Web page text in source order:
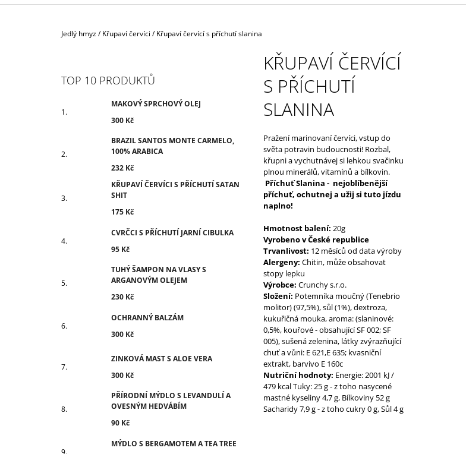
Domů
Jedlý hmyz/ Křupaví červíci / Křupaví červící s příchutí slanina
TOP 10 PRODUKTŮ
MAKOVÝ SPRCHOVÝ OLEJ
300 Kč
BRAZIL SANTOS MONTE CARMELO,
100% ARABICA
232 Kč
KŘUPAVÍ ČERVÍCI S PŘÍCHUTÍ SATAN
SHIT
175 Kč
CVRČCI S PŘÍCHUTÍ JARNÍ CIBULKA
95 Kč
TUHÝ ŠAMPON NA VLASY S
ARGANOVÝM OLEJEM
230 Kč
OCHRANNÝ BALZÁM
300 Kč
ZINKOVÁ MAST S ALOE VERA
300 Kč
PŘÍRODNÍ MÝDLO S LEVANDULÍ A
OVESNÝM HEDVÁBÍM
90 Kč
MÝDLO S BERGAMOTEM A TEA TREE
KŘUPAVÍ ČERVÍCÍ
S PŘÍCHUTÍ
SLANINA
Pražení marinovaní červíci, vstup do
světa potravin budoucnosti! Rozbal,
křupni a vychutnávej si lehkou svačinku
plnou minerálů, vitamínů a bílkovin.
Příchuť Slanina - nejoblíbenější
příchuť, ochutnej a užij si tuto jízdu
naplno!
Hmotnost balení: 20g
Vyrobeno v České republice
Trvanlivost: 12 měsíců od data výroby
Alergeny: Chitin, může obsahovat
stopy lepku
Výrobce: Crunchy s.r.o.
Složení: Potemníka moučný (Tenebrio
molitor) (97,5%), sůl (1%), dextroza,
kukuřičná mouka, aroma: (slaninové:
0,5%, kouřové - obsahující SF 002; SF
005), sušená zelenina, látky zvýrazňující
chuť a vůni: E 621,E 635; kvasniční
extrakt, barvivo E 160c
Nutriční hodnoty: Energie: 2001 kJ /
479 kcal Tuky: 25 g - z toho nasycené
mastné kyseliny 4,7 g, Bílkoviny 52 g
Sacharidy 7,9 g - z toho cukry 0 g, Sůl 4 g
300 Kč